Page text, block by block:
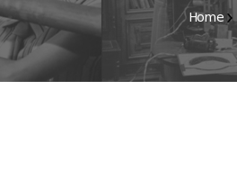
Home